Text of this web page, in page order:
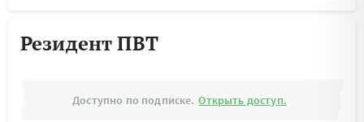
Резидент ПВТ
Доступно по подписке. Открыть доступ.